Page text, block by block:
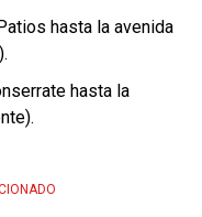
hasta la avenida
hasta la